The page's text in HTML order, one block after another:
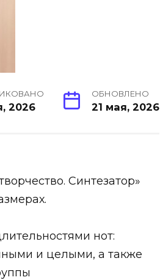
2026
ОБНОВЛЕНО
21 мая, 2026
Синтезатор»
нот:
и целыми, а также